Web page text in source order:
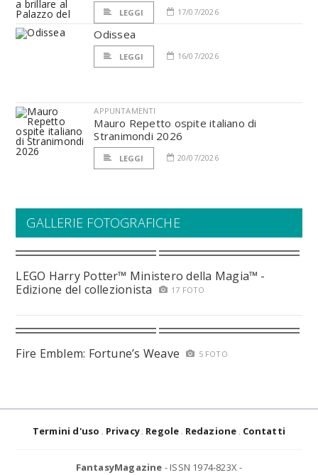
LEGGI 17/07/2026
Odissea
LEGGI 16/07/2026
APPUNTAMENTI
Mauro Repetto ospite italiano di
Stranimondi 2026
LEGGI 20/07/2026
GALLERIE FOTOGRAFICHE
LEGO Harry Potter™ Ministero della Magia™ -
Edizione del collezionista
17 FOTO
Fire Emblem: Fortune’s Weave 5 FOTO
Termini d'uso Privacy Regole Redazione Contatti
FantasyMagazine - ISSN 1974-823X -